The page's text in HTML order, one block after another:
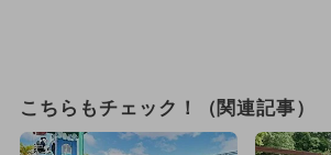
こちらもチェック！（関連記事）